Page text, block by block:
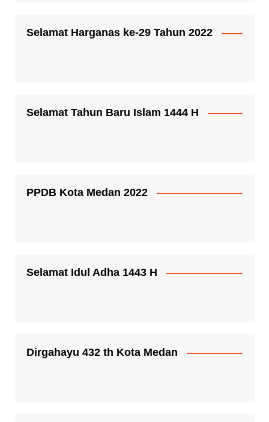
Selamat Harganas ke-29 Tahun 2022
Selamat Tahun Baru Islam 1444 H
PPDB Kota Medan 2022
Selamat Idul Adha 1443 H
Dirgahayu 432 th Kota Medan